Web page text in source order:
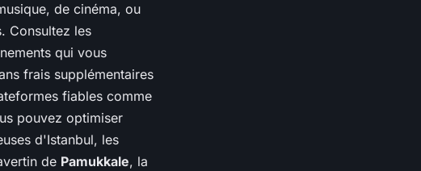
de cinéma, ou
Consultez les
qui vous
frais supplémentaires
fiables comme
pouvez optimiser
d'Istanbul, les
de Pamukkale, la